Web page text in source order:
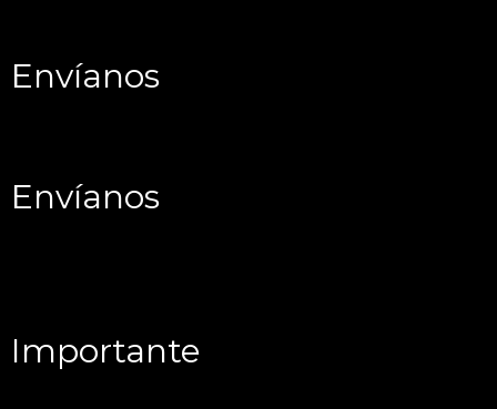
Envíanos
Envíanos
Importante